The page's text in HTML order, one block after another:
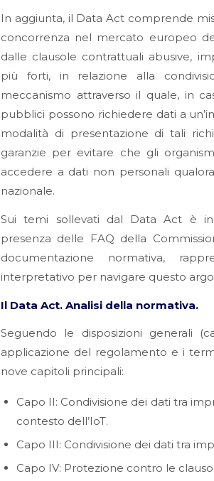
In aggiunta, il Data Act comprende
concorrenza nel mercato europeo
dalle clausole contrattuali abusive,
più forti, in relazione alla
meccanismo attraverso il quale, in
pubblici possono richiedere dati a
modalità di presentazione di tali
garanzie per evitare che gli
accedere a dati non personali
nazionale.
Sui temi sollevati dal Data Act è
presenza delle FAQ della
documentazione normativa,
interpretativo per navigare questo
Il Data Act. Analisi della normativa.
Seguendo le disposizioni generali
applicazione del regolamento e i
nove capitoli principali:
Capo II: Condivisione dei dati tra
contesto dell’IoT.
Capo III: Condivisione dei dati tra
Capo IV: Protezione contro le